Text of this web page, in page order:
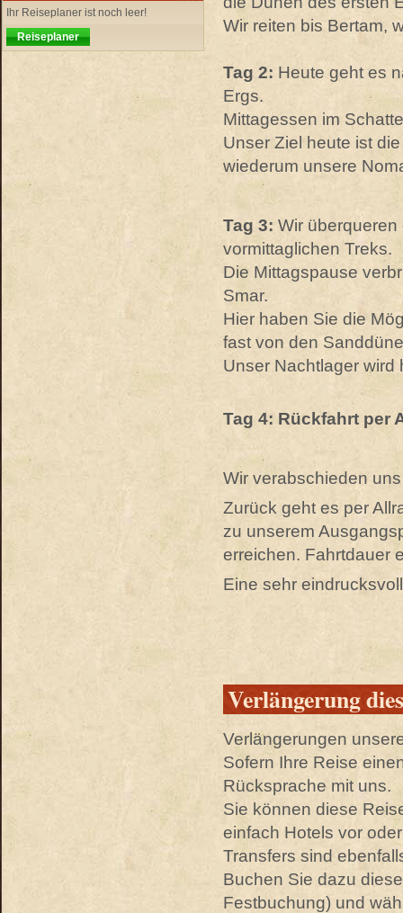
Ihr Reiseplaner ist noch leer!
Reiseplaner
Wir reiten bis Bertam,
Tag 2: Heute geht es
Ergs.
Mittagessen im
Unser Ziel heute ist
wiederum unsere
Tag 3: Wir
vormittaglichen Treks.
Die Mittagspause
Smar.
Hier haben Sie die
fast von den
Unser Nachtlager
Tag 4: Rückfahrt per
Wir verabschieden
Zurück geht es per
zu unserem
erreichen. Fahrtdauer
Eine sehr
Verlängerung
Verlängerungen
Sofern Ihre Reise
Rücksprache mit uns.
Sie können diese
einfach Hotels vor
Transfers sind
Buchen Sie dazu
Festbuchung) und